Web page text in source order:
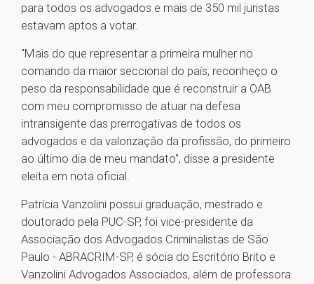
para todos os advogados e mais de 350 mil juristas
estavam aptos a votar.
"Mais do que representar a primeira mulher no
comando da maior seccional do país, reconheço o
peso da responsabilidade que é reconstruir a OAB
com meu compromisso de atuar na defesa
intransigente das prerrogativas de todos os
advogados e da valorização da profissão, do primeiro
ao último dia de meu mandato", disse a presidente
eleita em nota oficial.
Patrícia Vanzolini possui graduação, mestrado e
doutorado pela PUC-SP, foi vice-presidente da
Associação dos Advogados Criminalistas de São
Paulo - ABRACRIM-SP, é sócia do Escritório Brito e
Vanzolini Advogados Associados, além de professora